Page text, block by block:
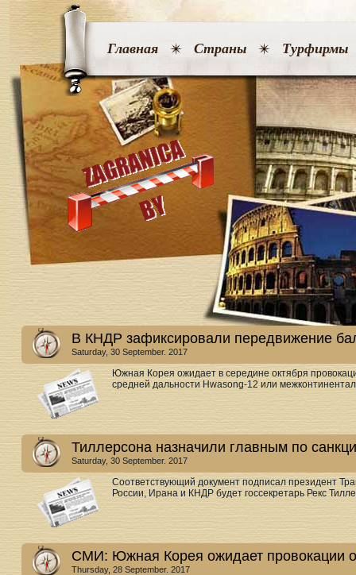
Главная Страны Турфирмы
В КНДР зафиксировали передвижение
Saturday, 30 September. 2017
Южная Корея ожидает в середине октября
средней дальности Hwasong-12 или
Тиллерсона назначили главным по
Saturday, 30 September. 2017
Соответствующий документ подписал президент
России, Ирана и КНДР будет госсекретарь Рекс
СМИ: Южная Корея ожидает провокации
Thursday, 28 September. 2017